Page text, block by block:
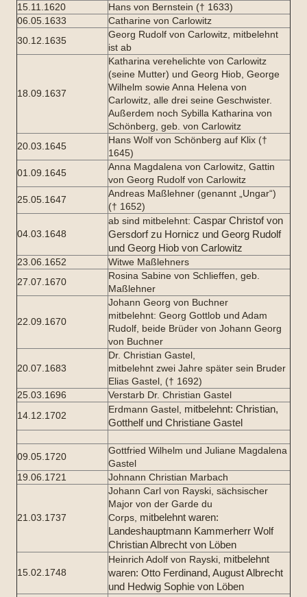
15.11.1620
Hans von Bernstein († 1633)
06.05.1633
Catharine von Carlowitz
30.12.1635
Georg Rudolf von Carlowitz, mitbelehnt
ist ab
18.09.1637
Katharina verehelichte von Carlowitz
(seine Mutter) und Georg Hiob, George
Wilhelm sowie Anna Helena von
Carlowitz, alle drei seine Geschwister.
Außerdem noch Sybilla Katharina von
Schönberg, geb. von Carlowitz
20.03.1645
Hans Wolf von Schönberg auf Klix (†
1645)
01.09.1645
Anna Magdalena von Carlowitz, Gattin
von Georg Rudolf von Carlowitz
25.05.1647
Andreas Maßlehner (genannt „Ungar“)
(† 1652)
04.03.1648
ab sind mitbelehnt: Caspar Christof von
Gersdorf zu Hornicz und Georg Rudolf
und Georg Hiob von Carlowitz
23.06.1652
Witwe Maßlehners
27.07.1670
Rosina Sabine von Schlieffen, geb.
Maßlehner
22.09.1670
Johann Georg von Buchner
mitbelehnt: Georg Gottlob und Adam
Rudolf, beide Brüder von Johann Georg
von Buchner
20.07.1683
Dr. Christian Gastel,
mitbelehnt zwei Jahre später sein Bruder
Elias Gastel, († 1692)
25.03.1696
Verstarb Dr. Christian Gastel
14.12.1702
Erdmann Gastel, mitbelehnt: Christian,
Gotthelf und Christiane Gastel
09.05.1720
Gottfried Wilhelm und Juliane Magdalena
Gastel
19.06.1721
Johnann Christian Marbach
21.03.1737
Johann Carl von Rayski, sächsischer
Major von der Garde du
Corps, mitbelehnt waren:
Landeshauptmann Kammerherr Wolf
Christian Albrecht von Löben
15.02.1748
Heinrich Adolf von Rayski, mitbelehnt
waren: Otto Ferdinand, August Albrecht
und Hedwig Sophie von Löben